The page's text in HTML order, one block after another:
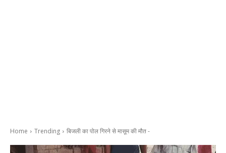
Home Trending बिजली का पोल गिरने से मासूम की मौत -